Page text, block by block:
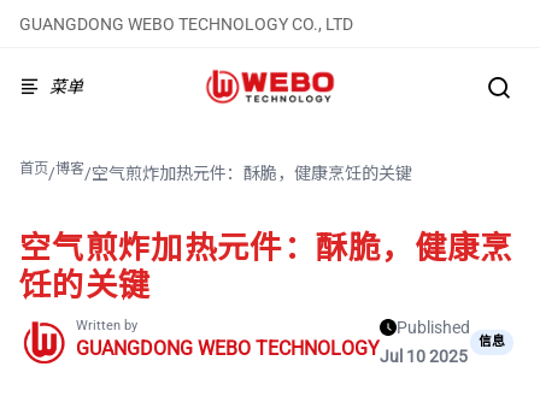
GUANGDONG WEBO TECHNOLOGY CO., LTD
菜单
首页/博客/空气煎炸加热元件：酥脆，健康烹饪的关键
空气煎炸加热元件：酥脆，健康烹
饪的关键
Written by
GUANGDONG WEBO TECHNOLOGY
Published
Jul 10 2025
信息